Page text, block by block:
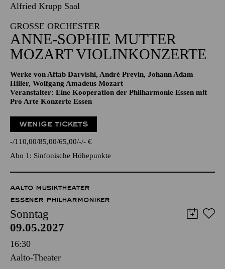
08.05.2027
20:00 - 22:00
Alfried Krupp Saal
GROSSE ORCHESTER
ANNE-SOPHIE MUTTER
MOZART VIOLIN­KONZERTE
Werke von Aftab Darvishi, André Previn, Johann Adam
Veranstalter: Eine Kooperation der Philharmonie Essen mit
Pro Arte Konzerte Essen
WENIGE TICKETS
- 110,00 85,00 65,00 - -€
Abo 1: Sinfonische Höhepunkte
AALTO MUSIKTHEATER
ESSENER PHILHARMONIKER
Sonntag
09.05.2027